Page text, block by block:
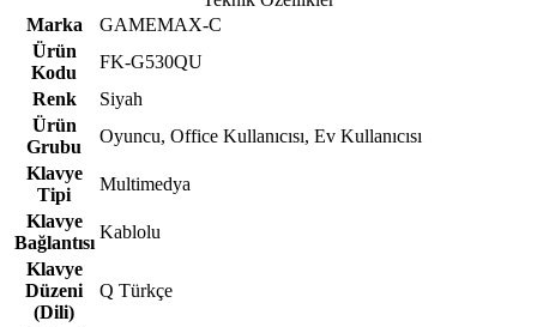
Marka
GAMEMAX-C
Ürün
Kodu
FK-G530QU
Renk
Siyah
Ürün
Grubu
Oyuncu, Office Kullanıcısı, Ev Kullanıcısı
Klavye
Tipi
Multimedya
Klavye
Bağlantısı
Kablolu
Klavye
Düzeni
(Dili)
Q Türkçe